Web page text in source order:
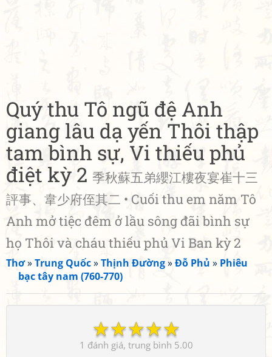
Quý thu Tô ngũ đệ Anh
giang lâu dạ yến Thôi thập
tam bình sự, Vi thiếu phủ
điệt kỳ 2 季秋蘇五弟纓江樓夜宴崔十三
評事、韋少府侄其二 • Cuối thu em năm Tô
Anh mở tiệc đêm ở lầu sông đãi bình sự
họ Thôi và cháu thiếu phủ Vi Ban kỳ 2
Thơ»Trung Quốc»Thịnh Đường»Đỗ Phủ » Phiêu
bạc tây nam (760-770)
☆
☆
☆
☆
☆
1 5.00